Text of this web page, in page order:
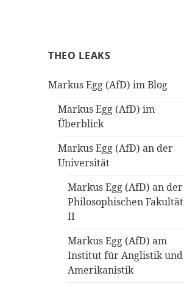
THEO-LEAKS
Leaking..
THEO LEAKS
Markus Egg (AfD) im Blog
Markus Egg (AfD) im
Überblick
Markus Egg (AfD) an der
Universität
Markus Egg (AfD) an der
Philosophischen Fakultät
II
Markus Egg (AfD) am
Institut für Anglistik und
Amerikanistik